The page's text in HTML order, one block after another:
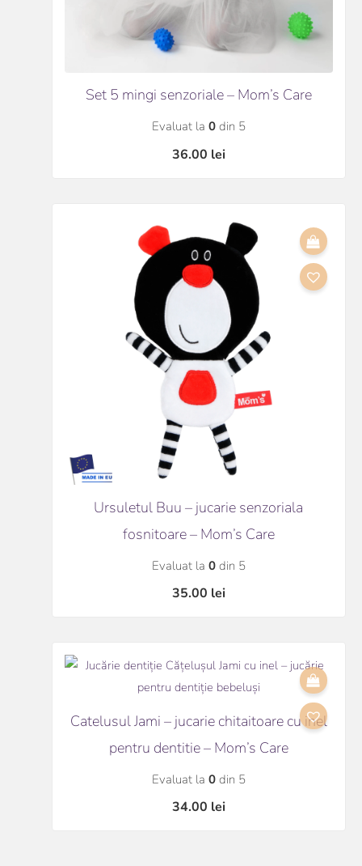
Set 5 mingi senzoriale – Mom’s Care
Evaluat la 0din 5
36.00 lei
Ursuletul Buu – jucarie senzoriala
fosnitoare – Mom’s Care
Evaluat la 0din 5
35.00 lei
Catelusul Jami – jucarie chitaitoare cu inel
pentru dentitie – Mom’s Care
Evaluat la 0din 5
34.00 lei